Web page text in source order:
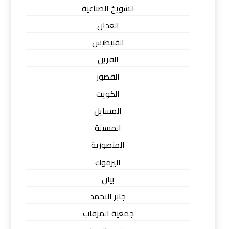
الشويخ الصناعية
العدان
الفنيطيس
القرين
القصور
الكويت
المسايل
المسيلة
المنصورية
اليرموك
بيان
جابر الاحمد
جمعية المرقاب